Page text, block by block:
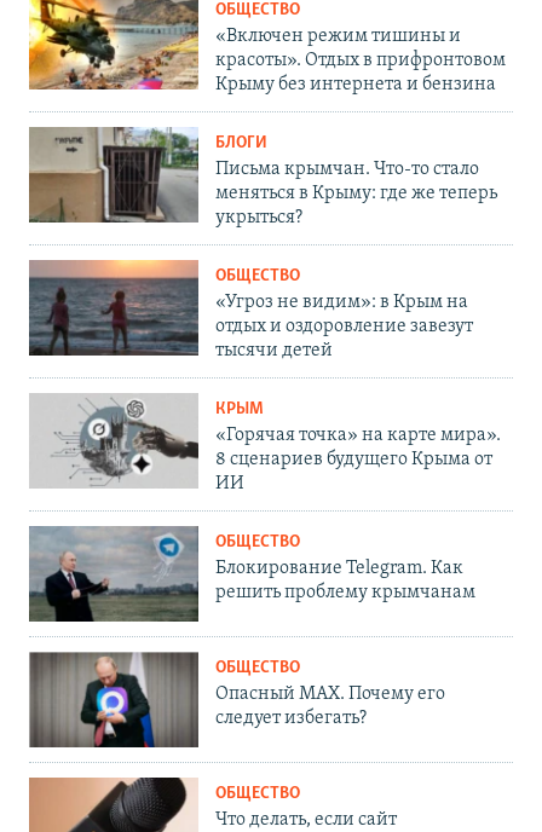
ОБЩЕСТВО
«Включен режим тишины и
красоты». Отдых в прифронтовом
Крыму без интернета и бензина
БЛОГИ
Письма крымчан. Что-то стало
меняться в Крыму: где же теперь
укрыться?
ОБЩЕСТВО
«Угроз не видим»: в Крым на
отдых и оздоровление завезут
тысячи детей
КРЫМ
«Горячая точка» на карте мира».
8 сценариев будущего Крыма от
ИИ
ОБЩЕСТВО
Блокирование Telegram. Как
решить проблему крымчанам
ОБЩЕСТВО
Опасный MAX. Почему его
следует избегать?
ОБЩЕСТВО
Что делать, если сайт